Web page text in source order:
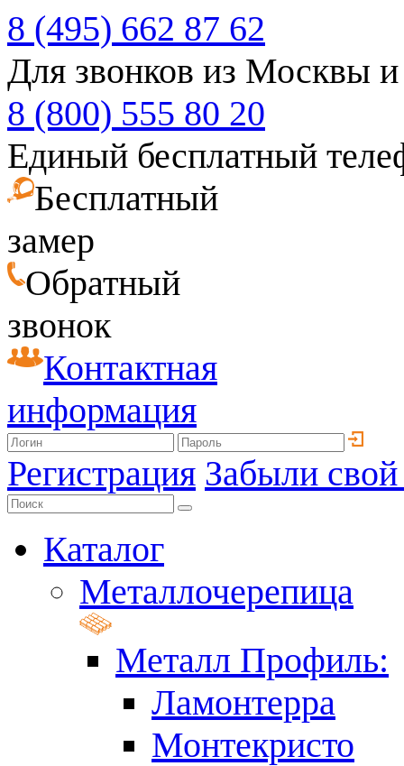
8 (495) 662 87 62
Для звонков из Москвы
8 (800) 555 80 20
Единый бесплатный
Бесплатный
замер
Обратный
звонок
Контактная
информация
Регистрация Забыли
Каталог
Металлочерепица
Металл Профиль:
Ламонтерра
Монтекристо